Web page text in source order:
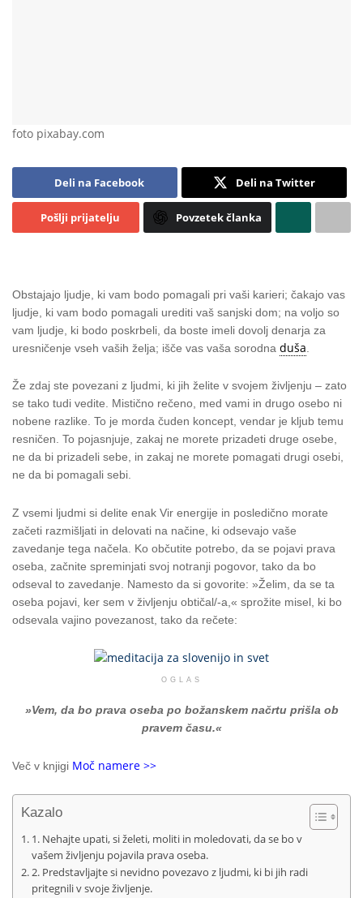
foto pixabay.com
Deli na Facebook Deli na Twitter
Pošlji prijatelju Povzetek članka
Obstajajo ljudje, ki vam bodo pomagali pri vaši karieri; čakajo vas
ljudje, ki vam bodo pomagali urediti vaš sanjski dom; na voljo so
vam ljudje, ki bodo poskrbeli, da boste imeli dovolj denarja za
uresničenje vseh vaših želja; išče vas vaša sorodna duša
Že zdaj ste povezani z ljudmi, ki jih želite v svojem življenju – zato
se tako tudi vedite. Mistično rečeno, med vami in drugo osebo ni
nobene razlike. To je morda čuden koncept, vendar je kljub temu
resničen. To pojasnjuje, zakaj ne morete prizadeti druge osebe,
ne da bi prizadeli sebe, in zakaj ne morete pomagati drugi osebi,
ne da bi pomagali sebi.
Z vsemi ljudmi si delite enak Vir energije in posledično morate
začeti razmišljati in delovati na načine, ki odsevajo vaše
zavedanje tega načela. Ko občutite potrebo, da se pojavi prava
oseba, začnite spreminjati svoj notranji pogovor, tako da bo
odseval to zavedanje. Namesto da si govorite: »Želim, da se ta
oseba pojavi, ker sem v življenju obtičal/-a,« sprožite misel, ki bo
odsevala vajino povezanost, tako da rečete:
OGLAS
»Vem, da bo prava oseba po božanskem načrtu prišla ob
pravem času.«
Več v knjigi Moč namere >>
Kazalo
1. Nehajte upati, si želeti, moliti in moledovati, da se bo v
vašem življenju pojavila prava oseba.
2. Predstavljajte si nevidno povezavo z ljudmi, ki bi jih radi
pritegnili v svoje življenje.